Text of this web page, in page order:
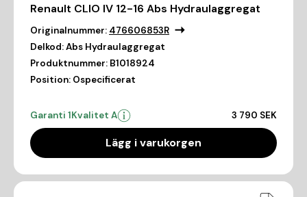
Renault CLIO IV 12-16 Abs Hydraulaggregat
Originalnummer: 476606853R
Delkod:Abs Hydraulaggregat
Produktnummer: B1018924
Position: Ospecificerat
Garanti 1Kvalitet A 3 790 SEK
Lägg i varukorgen